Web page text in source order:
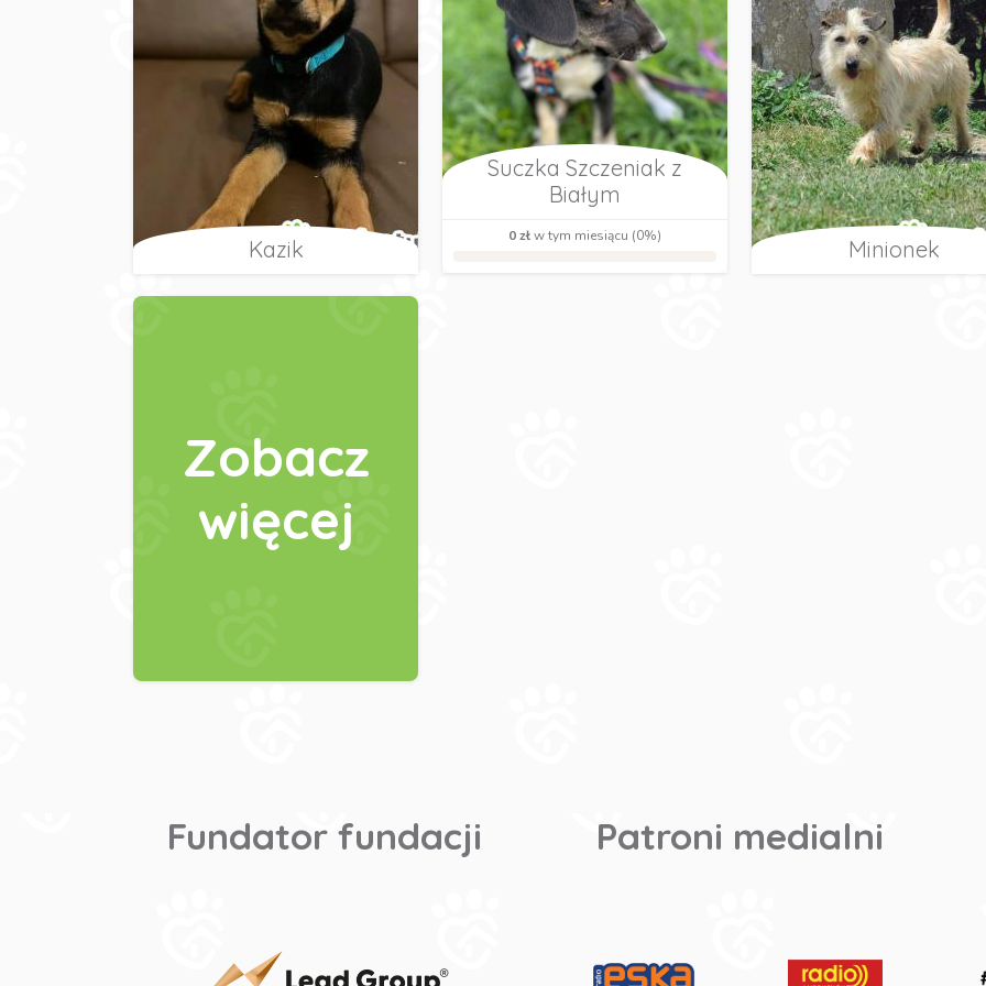
Kazik
Suczka Szczeniak z
Białym
0 złw tym miesiącu (0%) Minionek
Zobacz
więcej
Fundator fundacji Patroni medialni